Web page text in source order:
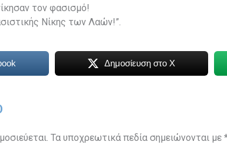
τον φασισμό!
Νίκης των Λαών!”.
Δημοσίευση στο X
Τα υποχρεωτικά πεδία σημειώνονται με